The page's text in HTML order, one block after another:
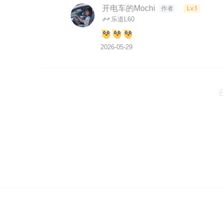
开电车的Mochi 作者 Lv.1
乐道L60
2026-05-29